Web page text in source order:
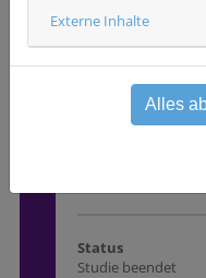
Karzinome der
duktale in situ
Gebärmutterkrebs
systemische
Bevacizumab,
separate
vorherige
Tagen vor
Status
Studie beendet
Externe Inhalte
Alles